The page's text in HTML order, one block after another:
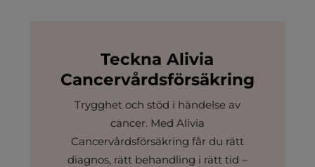
Teckna Alivia
Cancervårdsförsäkring
Trygghet och stöd i händelse av
cancer. Med Alivia
Cancervårdsförsäkring får du rätt
diagnos, rätt behandling i rätt tid –